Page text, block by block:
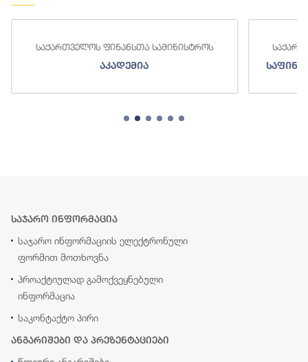
საქართველოს ფინანსთა სამინისტროს
აკადემია
საჯარო ინფორმაცია
საჯარო ინფორმაციის ელექტრონული
ფორმით მოთხოვნა
პროაქტიულად გამოქვეყნებული
ინფორმაცია
საკონტაქტო პირი
ანგარიშები და პრეზენტაციები